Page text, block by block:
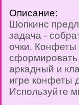
Описание:
Шопкинс
задача -
очки. Конфеты
сформировать
аркадный и
игре конфеты
Используйте